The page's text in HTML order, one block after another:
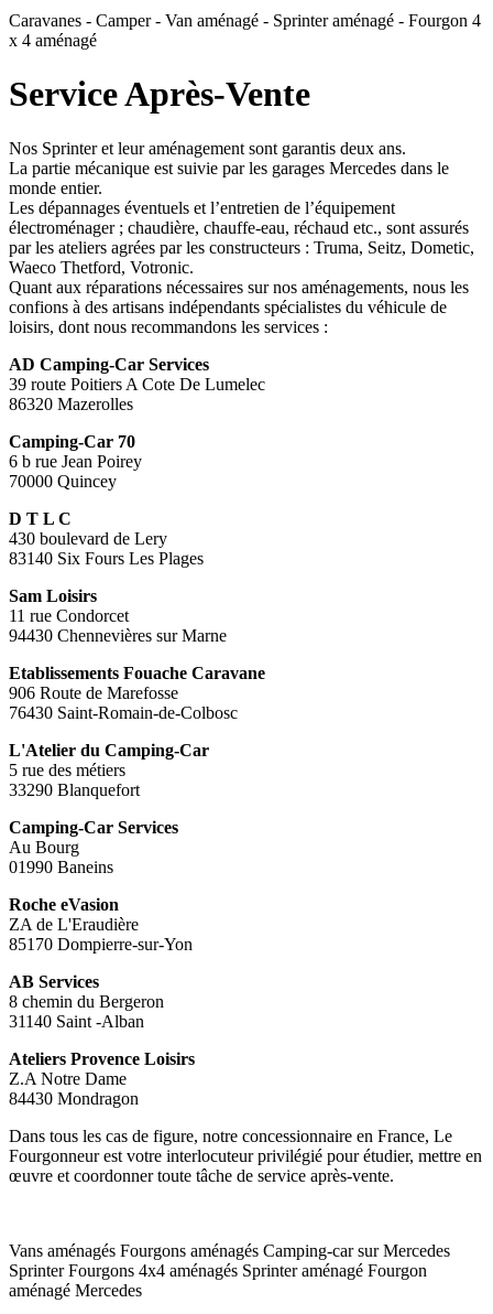
Caravanes - Camper - Van aménagé - Sprinter aménagé - Fourgon 4
x 4 aménagé
Service Après-Vente
Nos Sprinter et leur aménagement sont garantis deux ans.
La partie mécanique est suivie par les garages Mercedes dans le
monde entier.
Les dépannages éventuels et l’entretien de l’équipement
électroménager ; chaudière, chauffe-eau, réchaud etc., sont assurés
par les ateliers agrées par les constructeurs : Truma, Seitz, Dometic,
Waeco Thetford, Votronic.
Quant aux réparations nécessaires sur nos aménagements, nous les
confions à des artisans indépendants spécialistes du véhicule de
loisirs, dont nous recommandons les services :
AD Camping-Car Services
39 route Poitiers A Cote De Lumelec
86320 Mazerolles
Camping-Car 70
6 b rue Jean Poirey
70000 Quincey
D T L C
430 boulevard de Lery
83140 Six Fours Les Plages
Sam Loisirs
11 rue Condorcet
94430 Chennevières sur Marne
Etablissements Fouache Caravane
906 Route de Marefosse
76430 Saint-Romain-de-Colbosc
L'Atelier du Camping-Car
5 rue des métiers
33290 Blanquefort
Camping-Car Services
Au Bourg
01990 Baneins
Roche eVasion
ZA de L'Eraudière
85170 Dompierre-sur-Yon
AB Services
8 chemin du Bergeron
31140 Saint -Alban
Ateliers Provence Loisirs
Z.A Notre Dame
84430 Mondragon
Dans tous les cas de figure, notre concessionnaire en France, Le
Fourgonneur est votre interlocuteur privilégié pour étudier, mettre en
œuvre et coordonner toute tâche de service après-vente.
Vans aménagés Fourgons aménagés Camping-car sur Mercedes
Sprinter Fourgons 4x4 aménagés Sprinter aménagé Fourgon
aménagé Mercedes